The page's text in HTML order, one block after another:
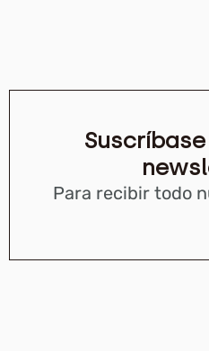
Para recibir todo